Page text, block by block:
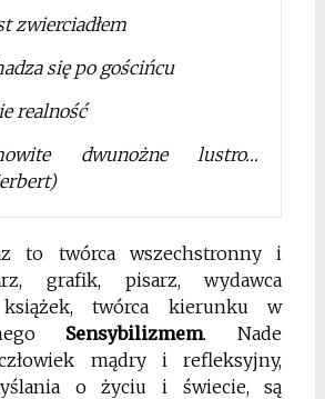
zwierciadłem
się po gościńcu
realność
dwunożne lustro…
to twórca wszechstronny i
grafik, pisarz, wydawca
twórca kierunku w
Sensybilizmem. Nade
mądry i refleksyjny,
o życiu i świecie, są